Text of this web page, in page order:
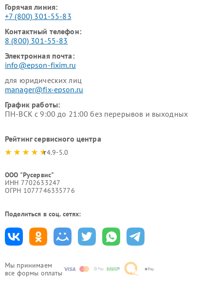
Мы принимаем
все формы оплаты
Горячая линия:
+7 (800) 301-55-83
Контактный телефон:
8 (800) 301-55-83
Электронная почта:
info@epson-fixim.ru
для юридических лиц
manager@fix-epson.ru
График работы:
ПН-ВСК с 9:00 до 21:00 без перерывов и выходных
Рейтинг сервисного центра
4.9-5.0
ООО "Русервис"
ИНН 7702633247
ОГРН 1077746335776
Поделиться в соц. сетях: